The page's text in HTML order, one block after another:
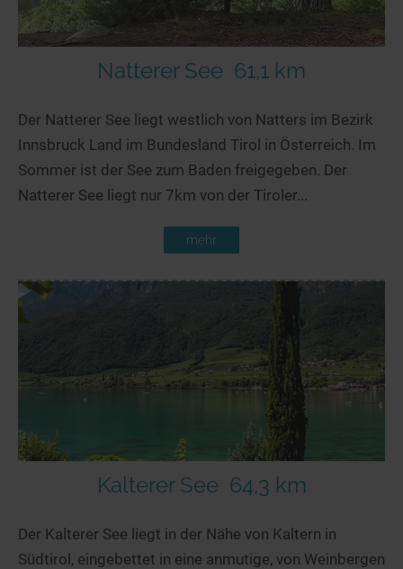
Natterer See 61,1 km
Der Natterer See liegt westlich von Natters im Bezirk
Innsbruck Land im Bundesland Tirol in Österreich. Im
Sommer ist der See zum Baden freigegeben. Der
Natterer See liegt nur 7km von der Tiroler...
mehr
Kalterer See 64,3 km
Der Kalterer See liegt in der Nähe von Kaltern in
Südtirol, eingebettet in eine anmutige, von Weinbergen